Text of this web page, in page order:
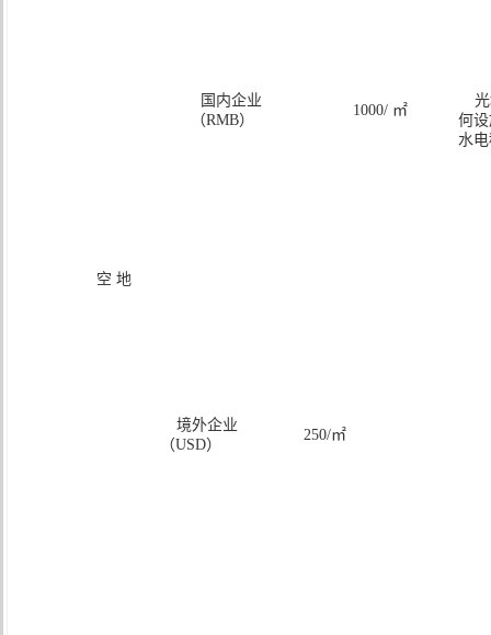
空 地
国内企业
（RMB）
1000/ ㎡
何
水
境外企业
（USD）
250/㎡